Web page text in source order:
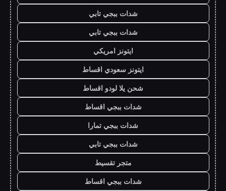
شدات ببجي تابي
شدات ببجي تابي
ايتونز امريكي
ايتونز سعودي اقساط
شحن يلا لودو اقساط
شدات ببجي اقساط
شدات ببجي تمارا
شدات ببجي تابي
متجر تقسيط
شدات ببجي اقساط